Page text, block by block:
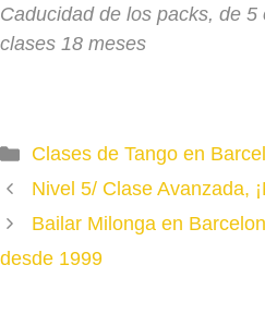
MIÉRCOLES
SÁBADO
LUNES
MARTES
SÁBADO
MIÉRCOLES
Caducidad de los packs, de
clases 18 meses
Categories
Clases de Tango en
Nivel 5/ Clase Avanzada,
Bailar Milonga en
desde 1999